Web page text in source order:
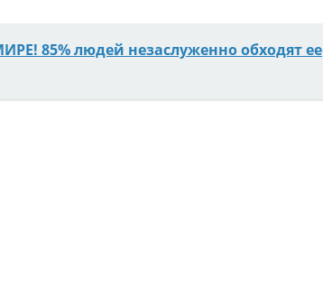
85% людей незаслуженно обходят ее